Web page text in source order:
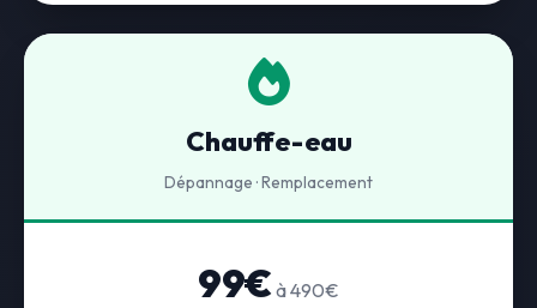
Chauffe-eau
Dépannage · Remplacement
99€ à 490€